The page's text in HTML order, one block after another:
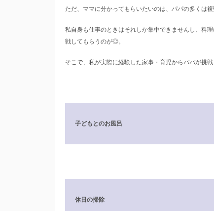
ただ、ママに分かってもらいたいのは、パパの多くは
私自身も仕事のときはそれしか集中できませんし、料
戦してもらうのが◎。
そこで、私が実際に経験した家事・育児からパパが挑
子どもとのお風呂
休日の掃除